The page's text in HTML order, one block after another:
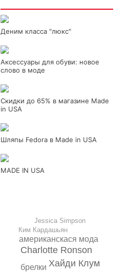
Деним класса "люкс"
Аксессуары для обуви: новое
слово в моде
Скидки до 65% в магазине Made
in USA
Шляпы Fedora в Made in USA
MADE IN USA
Хайди Клум
Charlotte Ronson
американскася мода
брелки
Ким Кардашьян
Jessica Simpson